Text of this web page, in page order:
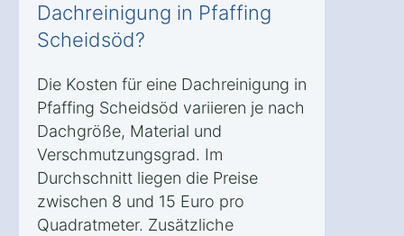
Dachreinigung in Pfaffing
Scheidsöd?
Die Kosten für eine Dachreinigung in
Pfaffing Scheidsöd variieren je nach
Dachgröße, Material und
Verschmutzungsgrad. Im
Durchschnitt liegen die Preise
zwischen 8 und 15 Euro pro
Quadratmeter. Zusätzliche